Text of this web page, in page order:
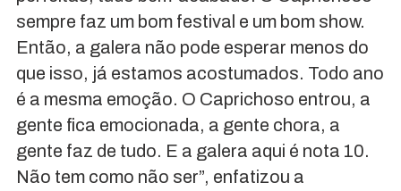
sempre faz um bom festival e um bom show.
Então, a galera não pode esperar menos do
que isso, já estamos acostumados. Todo ano
é a mesma emoção. O Caprichoso entrou, a
gente fica emocionada, a gente chora, a
gente faz de tudo. E a galera aqui é nota 10.
Não tem como não ser”, enfatizou a